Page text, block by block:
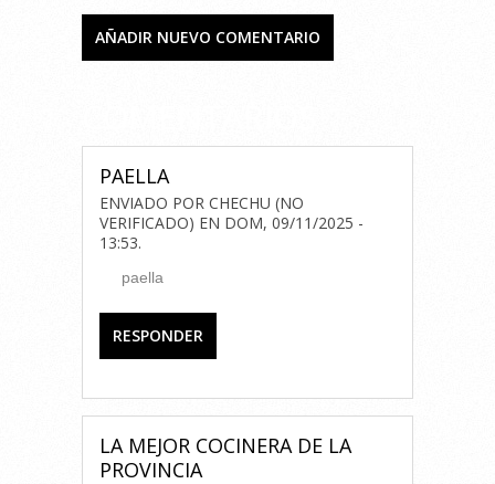
AÑADIR NUEVO COMENTARIO
PAELLA
ENVIADO POR CHECHU (NO
VERIFICADO) EN DOM, 09/11/2025 -
13:53.
paella
RESPONDER
LA MEJOR COCINERA DE LA
PROVINCIA